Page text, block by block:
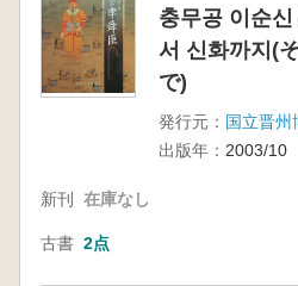
충무공 이순신
서 신화까지(
で)
発行元： 国立晋州
出版年： 2003/10
新刊 在庫なし
古書 2点